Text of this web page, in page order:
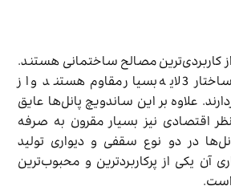
کاربردی‌ترین مصالح ساختمانی هستند.
این پانل‌ها به دلیل ساختار 3 لایه بسیار مقاوم‌ هستند و از
علاوه بر این ساندویچ پانل‌ها عایق
اقتصادی نیز بسیار مقرون به صرفه
در دو نوع سقفی و دیواری تولید
آن یکی از پرکاربردترین و محبوب‌ترین
است.